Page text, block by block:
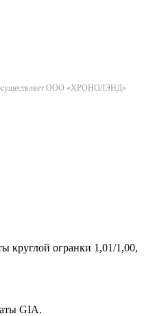
осуществляет ООО «ХРОНОЛЭНД»
круглой огранки 1,01/1,00,
GIA.